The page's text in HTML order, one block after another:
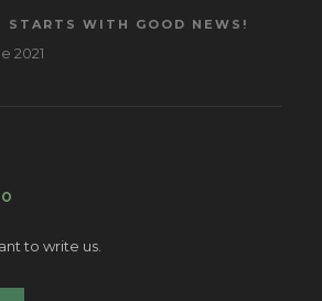
STARTS WITH GOOD NEWS!
2021
to write us.